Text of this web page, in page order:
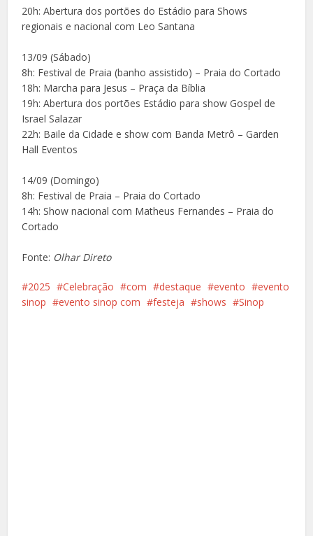
20h: Abertura dos portões do Estádio para Shows
regionais e nacional com Leo Santana
13/09 (Sábado)
8h: Festival de Praia (banho assistido) – Praia do Cortado
18h: Marcha para Jesus – Praça da Bíblia
19h: Abertura dos portões Estádio para show Gospel de
Israel Salazar
22h: Baile da Cidade e show com Banda Metrô – Garden
Hall Eventos
14/09 (Domingo)
8h: Festival de Praia – Praia do Cortado
14h: Show nacional com Matheus Fernandes – Praia do
Cortado
Fonte: Olhar Direto
2025 Celebração com destaque evento
evento
sinop
evento sinop com festeja shows Sinop